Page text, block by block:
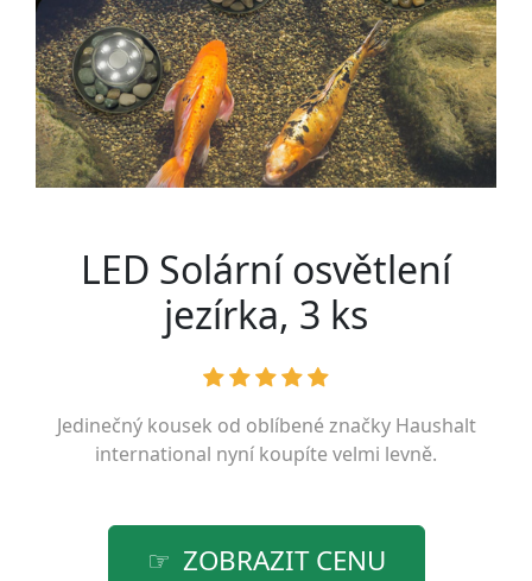
LED Solární osvětlení
jezírka, 3 ks
Jedinečný kousek od oblíbené značky Haushalt
international nyní koupíte velmi levně.
ZOBRAZIT CENU